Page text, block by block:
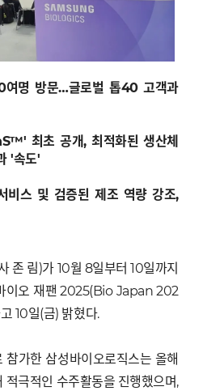
명 방문…글로벌 톱40 고객과
최초 공개, 최적화된 생산체
'속도'
비스 및 검증된 제조 역량 강조,
존 림)가 10월 8일부터 10일까지
이오 재팬 2025(Bio Japan 202
10일(금) 밝혔다.
가한 삼성바이오로직스는 올해
적극적인 수주활동을 진행했으며,